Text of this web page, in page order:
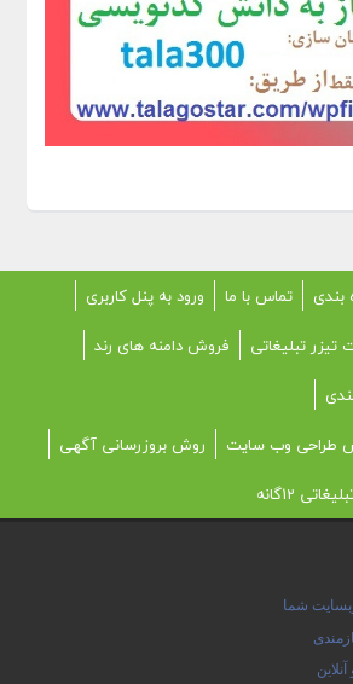
بندی تماس با ما
ورود به پنل کاربری
تبلیغاتی
فروش دامنه های رند
طراحی وب سایت
روش بروزرسانی آگهی
12گانه
شما